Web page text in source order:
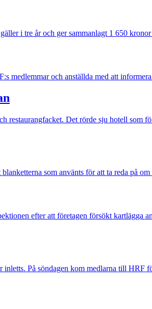
i tre år och ger sammanlagt 1 650
medlemmar och anställda med att
restaurangfacket. Det rörde sju hotell som
som använts för att ta reda på
efter att företagen försökt kartlägga
På söndagen kom medlarna till HRF